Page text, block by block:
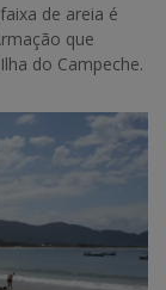
de areia é
que
do Campeche.